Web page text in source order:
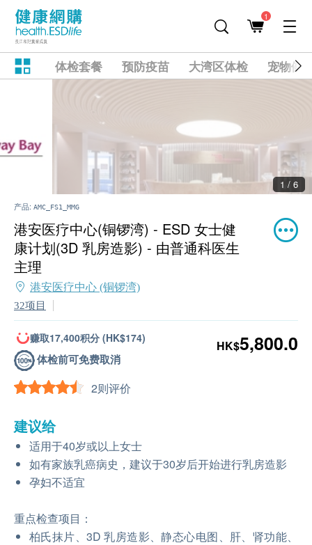
1
体检套餐 预防疫苗 大湾区体检 宠物健
2 / 6
产品: AMC_FS1_MMG
港安医疗中心(铜锣湾) - ESD 女士健
康计划(3D 乳房造影) - 由普通科医生
主理
港安医疗中心 (铜锣湾)
32项目
赚取17,400积分 (HK$174)
体检前可免费取消
2则评价
HK$5,800.0
建议给
适用于40岁或以上女士
如有家族乳癌病史，建议于30岁后开始进行乳房造影
孕妇不适宜
重点检查项目：
柏氏抹片、3D 乳房造影、静态心电图、肝、肾功能、